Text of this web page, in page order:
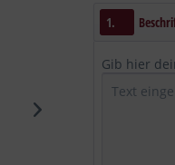
1.
Gib hier